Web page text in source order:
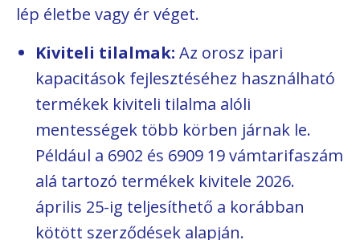
lép életbe vagy ér véget.
Kiviteli tilalmak: Az orosz ipari
kapacitások fejlesztéséhez használható
termékek kiviteli tilalma alóli
mentességek több körben járnak le.
Például a 6902 és 6909 19 vámtarifaszám
alá tartozó termékek kivitele 2026.
április 25-ig teljesíthető a korábban
kötött szerződések alapján.